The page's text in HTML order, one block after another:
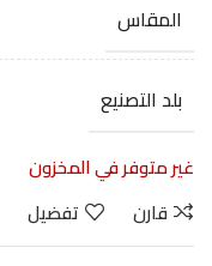
المقاس
بلد التصنيع
غير متوفر في المخزون
قارن
تفضيل